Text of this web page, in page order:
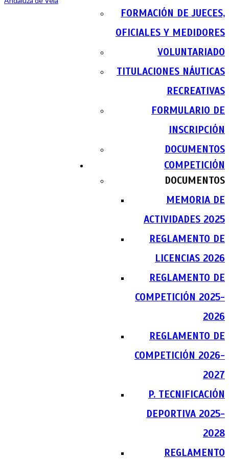
FORMACIÓN DE JUECES,
OFICIALES Y MEDIDORES
VOLUNTARIADO
TITULACIONES NÁUTICAS
RECREATIVAS
FORMULARIO DE
INSCRIPCIÓN
DOCUMENTOS
COMPETICIÓN
DOCUMENTOS
MEMORIA DE
ACTIVIDADES 2025
REGLAMENTO DE
LICENCIAS 2026
REGLAMENTO DE
COMPETICIÓN 2025-
2026
REGLAMENTO DE
COMPETICIÓN 2026-
2027
P. TECNIFICACIÓN
DEPORTIVA 2025-
2028
REGLAMENTO